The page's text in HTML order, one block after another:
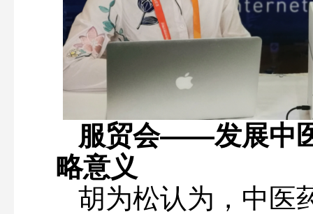
服贸会——发展中
略意义
胡为松认为，中医